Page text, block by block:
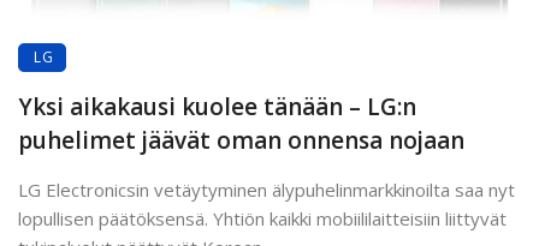
LG
Yksi aikakausi kuolee tänään – LG:n
puhelimet jäävät oman onnensa nojaan
LG Electronicsin vetäytyminen älypuhelinmarkkinoilta saa nyt
lopullisen päätöksensä. Yhtiön kaikki mobiililaitteisiin liittyvät